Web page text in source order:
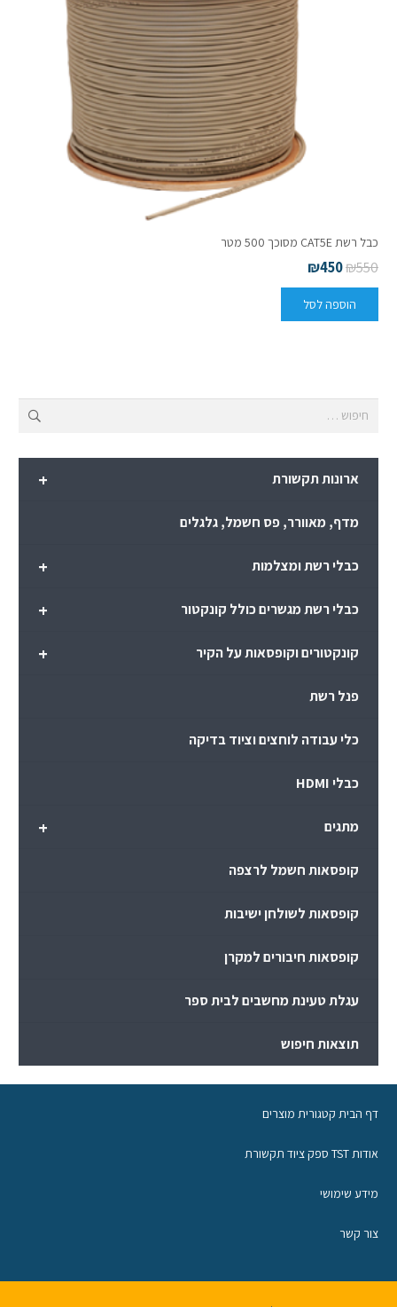
כבל רשת CAT5E מסוכך 500 מטר
₪550
₪450
הוספה לסל
+ ארונות תקשורת
מדף, מאוורר, פס חשמל, גלגלים
+ כבלי רשת ומצלמות
+ כבלי רשת מגשרים כולל קונקטור
+ קונקטורים וקופסאות על הקיר
פנל רשת
כלי עבודה לוחצים וציוד בדיקה
כבלי HDMI
+ מתגים
קופסאות חשמל לרצפה
קופסאות לשולחן ישיבות
קופסאות חיבורים למקרן
עגלת טעינת מחשבים לבית ספר
תוצאות חיפוש
דף הבית קטגורית מוצרים
אודות TST ספק ציוד תקשורת
מידע שימושי
צור קשר